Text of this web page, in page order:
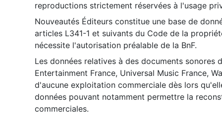
reproductions strictement réservées à l'usage
Nouveautés Éditeurs constitue une base de
articles L341-1 et suivants du Code de la
nécessite l'autorisation préalable de la BnF.
Les données relatives à des documents sonores
Entertainment France, Universal Music France,
d'aucune exploitation commerciale dès lors
données pouvant notamment permettre la
commerciales.